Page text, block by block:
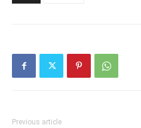
Previous article